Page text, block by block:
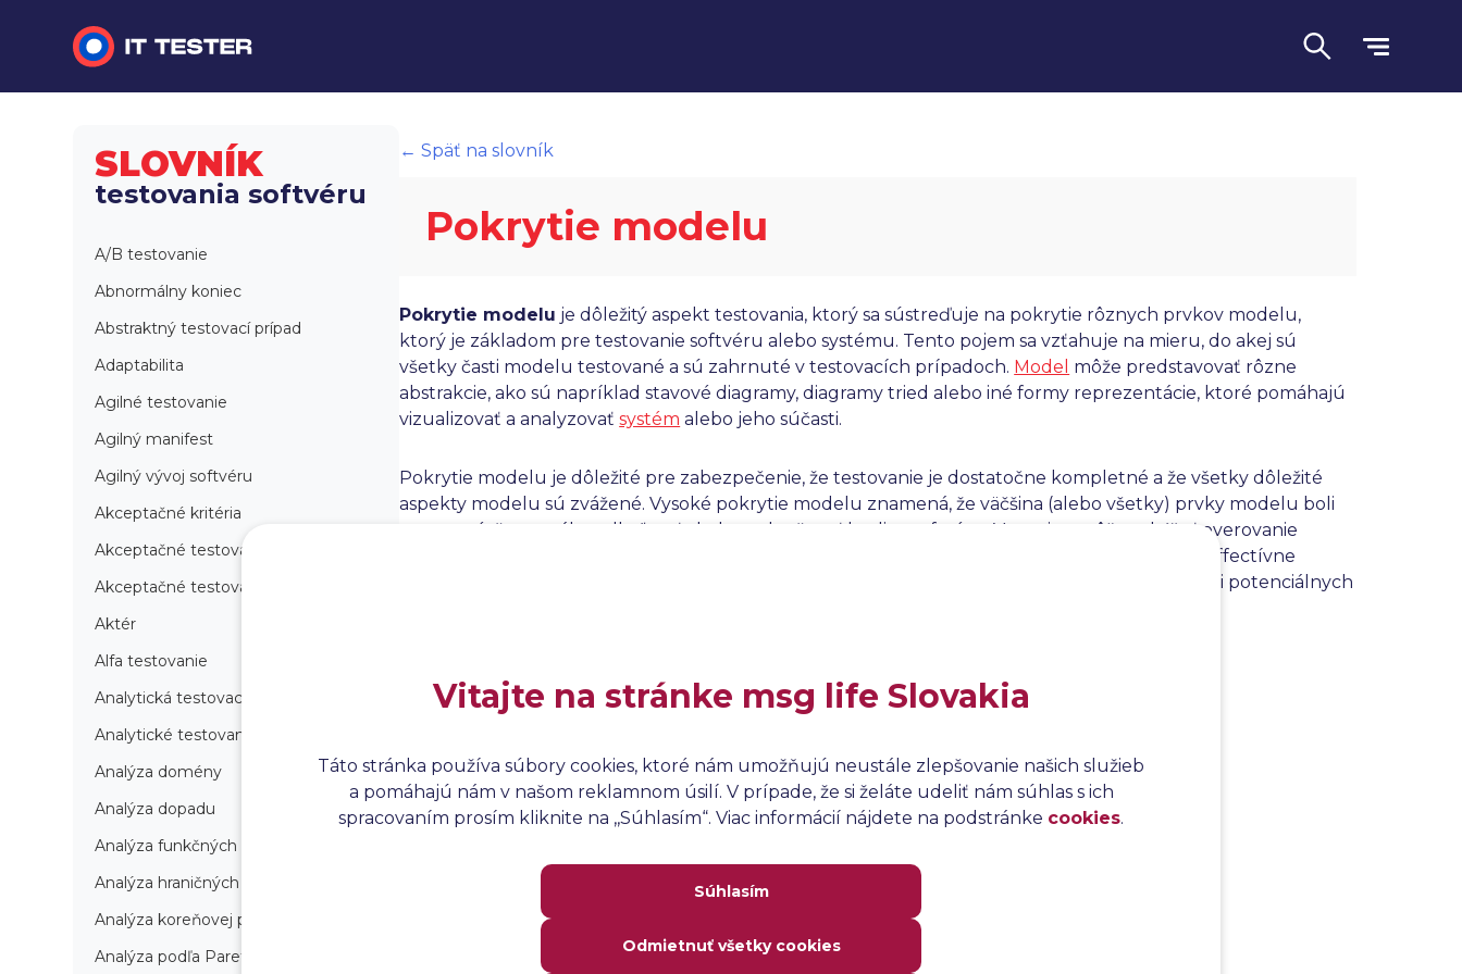
Automatizované testovanie
Slovník
Jazyk
SLOVNÍK
testovania softvéru
A/B testovanie
Abnormálny koniec
Abstraktný testovací prípad
Adaptabilita
Agilné testovanie
Agilný manifest
Agilný vývoj softvéru
Akceptačné kritéria
Akceptačné testovanie
Akceptačné testovanie produkcie
Aktér
Alfa testovanie
Analytická testovacia stratégia
Analytické testovanie
Analýza domény
Analýza dopadu
Analýza funkčných bodov
Analýza hraničných hodnôt
Analýza koreňovej príčiny
Analýza podľa Paretovej metódy
← Späť na slovník
Pokrytie modelu
Pokrytie modelu je dôležitý aspekt testovania, ktorý sa sústreďuje na pokrytie rôznych prvkov modelu,
ktorý je základom pre testovanie softvéru alebo systému. Tento pojem sa vzťahuje na mieru, do akej sú
všetky časti modelu testované a sú zahrnuté v testovacích prípadoch. Model môže predstavovať rôzne
abstrakcie, ako sú napríklad stavové diagramy, diagramy tried alebo iné formy reprezentácie, ktoré pomáhajú
vizualizovať a analyzovaťsystém alebo jeho súčasti.
Pokrytie modelu je dôležité pre zabezpečenie, že testovanie je dostatočne kompletné a že všetky dôležité
aspekty modelu sú zvážené. Vysoké pokrytie modelu znamená, že väčšina (alebo všetky) prvky modelu boli
testované, čo pomáha odhaľovať chyby a zlepšovať kvalitu softvéru. V praxi to môže zahŕňať overovanie
systému. Effectívne
, ktoré pomáha v identifikácii potenciálnych
Vitajte na stránke msg life Slovakia
Táto stránka používa súbory cookies, ktoré nám umožňujú neustále zlepšovanie našich služieb
a pomáhajú nám v našom reklamnom úsilí. V prípade, že si želáte udeliť nám súhlas s ich
spracovaním prosím kliknite na ,,Súhlasím“. Viac informácií nájdete na podstránke cookies.
Súhlasím
Odmietnuť všetky cookies